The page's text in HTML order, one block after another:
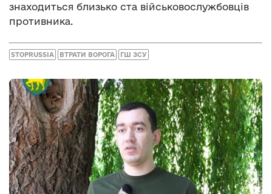
знаходиться близько ста військовослужбовців
противника.
STOPRUSSIA ВТРАТИ ВОРОГА ГШ ЗСУ